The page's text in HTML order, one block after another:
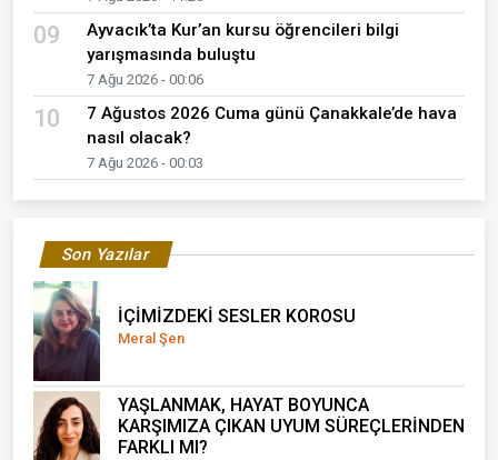
09
Ayvacık’ta Kur’an kursu öğrencileri bilgi
yarışmasında buluştu
7 Ağu 2026 - 00:06
10
7 Ağustos 2026 Cuma günü Çanakkale’de hava
nasıl olacak?
7 Ağu 2026 - 00:03
Son Yazılar
İÇİMİZDEKİ SESLER KOROSU
Meral Şen
YAŞLANMAK, HAYAT BOYUNCA
KARŞIMIZA ÇIKAN UYUM SÜREÇLERİNDEN
FARKLI MI?